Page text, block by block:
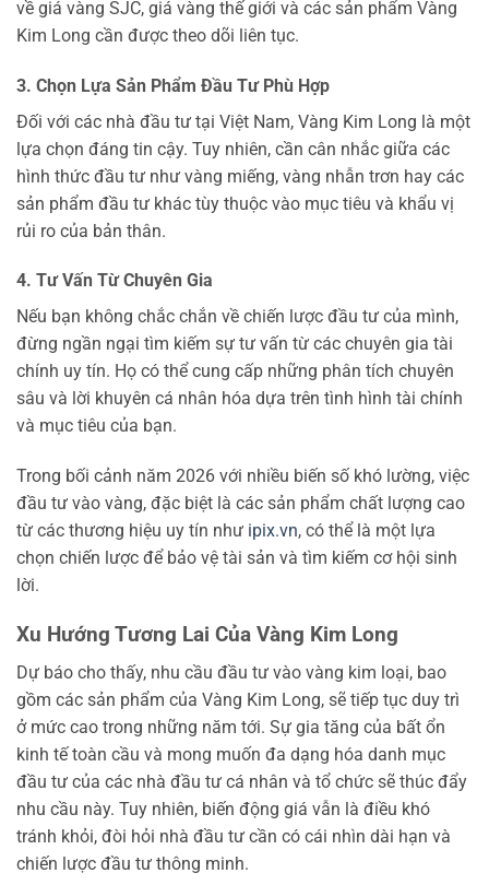
về giá vàng SJC, giá vàng thế giới và các sản phẩm Vàng
Kim Long cần được theo dõi liên tục.
3. Chọn Lựa Sản Phẩm Đầu Tư Phù Hợp
Đối với các nhà đầu tư tại Việt Nam, Vàng Kim Long là một
lựa chọn đáng tin cậy. Tuy nhiên, cần cân nhắc giữa các
hình thức đầu tư như vàng miếng, vàng nhẫn trơn hay các
sản phẩm đầu tư khác tùy thuộc vào mục tiêu và khẩu vị
rủi ro của bản thân.
4. Tư Vấn Từ Chuyên Gia
Nếu bạn không chắc chắn về chiến lược đầu tư của mình,
đừng ngần ngại tìm kiếm sự tư vấn từ các chuyên gia tài
chính uy tín. Họ có thể cung cấp những phân tích chuyên
sâu và lời khuyên cá nhân hóa dựa trên tình hình tài chính
và mục tiêu của bạn.
Trong bối cảnh năm 2026 với nhiều biến số khó lường, việc
đầu tư vào vàng, đặc biệt là các sản phẩm chất lượng cao
từ các thương hiệu uy tín như ipix.vn, có thể là một lựa
chọn chiến lược để bảo vệ tài sản và tìm kiếm cơ hội sinh
lời.
Xu Hướng Tương Lai Của Vàng Kim Long
Dự báo cho thấy, nhu cầu đầu tư vào vàng kim loại, bao
gồm các sản phẩm của Vàng Kim Long, sẽ tiếp tục duy trì
ở mức cao trong những năm tới. Sự gia tăng của bất ổn
kinh tế toàn cầu và mong muốn đa dạng hóa danh mục
đầu tư của các nhà đầu tư cá nhân và tổ chức sẽ thúc đẩy
nhu cầu này. Tuy nhiên, biến động giá vẫn là điều khó
tránh khỏi, đòi hỏi nhà đầu tư cần có cái nhìn dài hạn và
chiến lược đầu tư thông minh.